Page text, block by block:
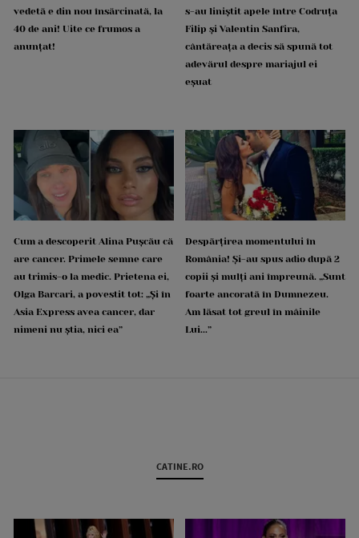
vedetă e din nou însărcinată, la
40 de ani! Uite ce frumos a
anunțat!
s-au liniștit apele între Codruța
Filip și Valentin Sanfira,
cântăreața a decis să spună tot
adevărul despre mariajul ei
eșuat
Cum a descoperit Alina Pușcău că
are cancer. Primele semne care
au trimis-o la medic. Prietena ei,
Olga Barcari, a povestit tot: „Și în
Asia Express avea cancer, dar
nimeni nu știa, nici ea”
Despărțirea momentului în
România! Și-au spus adio după 2
copii și mulți ani împreună. „Sunt
foarte ancorată în Dumnezeu.
Am lăsat tot greul în mâinile
Lui...”
CATINE.RO